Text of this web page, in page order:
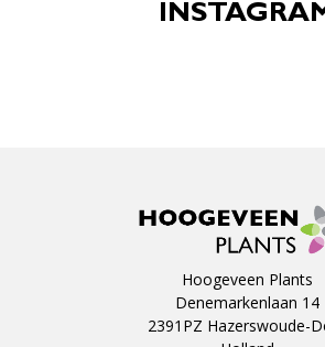
Hoogeveen Plants
Denemarkenlaan 14
2391PZ Hazerswoude-